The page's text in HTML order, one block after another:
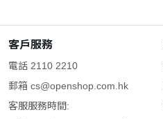
客戶服務
電話 2110 2210
郵箱 cs@openshop.com.hk
客服服務時間: